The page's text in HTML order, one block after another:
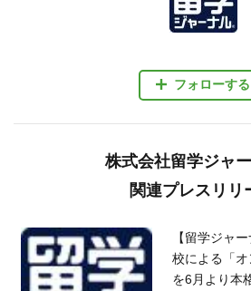
フォローする
株式会社留学ジャ
関連プレスリリ
【留学ジャ
校による「オ
を6月より本